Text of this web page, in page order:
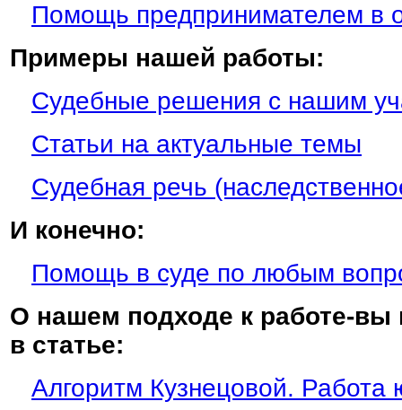
Помощь предпринимателем в
Примеры нашей работы:
Судебные решения с нашим
Статьи на актуальные темы
Судебная речь
И конечно:
Помощь в суде по любым
О нашем подходе к работе-вы
в статье:
Алгоритм Кузнецовой. Работа